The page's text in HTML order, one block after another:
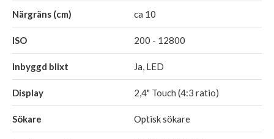
Närgräns (cm) ca 10
ISO 200 - 12800
Inbyggd blixt Ja, LED
Display 2,4" Touch (4:3 ratio)
Sökare Optisk sökare